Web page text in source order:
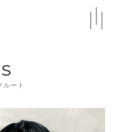
ルート